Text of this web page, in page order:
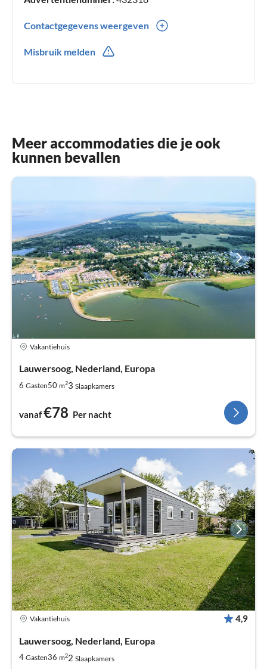
Contactgegevens weergeven
Misbruik melden
Meer accommodaties die je ook
kunnen bevallen
Vakantiehuis
Lauwersoog, Nederland, Europa
6 Gasten50 m23 Slaapkamers
vanaf€78 Per nacht
Vakantiehuis 4,9
Lauwersoog, Nederland, Europa
4 Gasten36 m22 Slaapkamers